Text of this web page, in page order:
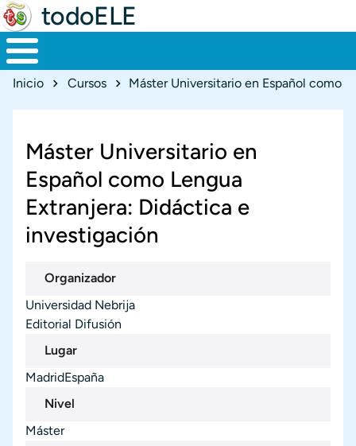
todoELE
Ruta de navegación
Inicio Cursos
Máster Universitario en
Español como Lengua
Extranjera: Didáctica e
investigación
Organizador
Universidad Nebrija
Editorial Difusión
Lugar
Ciudad
Madrid
PaísEspaña
Nivel
Máster